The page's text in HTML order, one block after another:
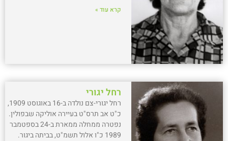
קרא עוד »
רחל יגורי
רחל יגורי-צם נולדה ב-16 באוגוסט 1909,
כ"ט אב תרס"ט בעיירה אוליקה שבפולין.
נפטרה ממחלה ממארת ב-24 בספטמבר
1989 כ"ו אלול תשמ"ט, בביתה ביגור.